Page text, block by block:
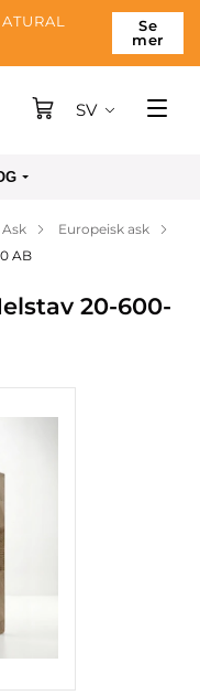
Se
mer
SV
Europeisk ask
AB
20-600-